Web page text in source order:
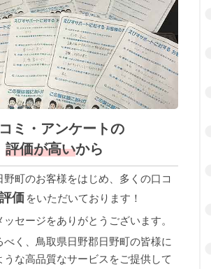
ミ・アンケートの
評価が高いから
野町のお客様をはじめ、多くの口コ
価 をいただいております！
セージをありがとうございます。
べく、鳥取県日野郡日野町の皆様に
うな高品質なサービスをご提供して